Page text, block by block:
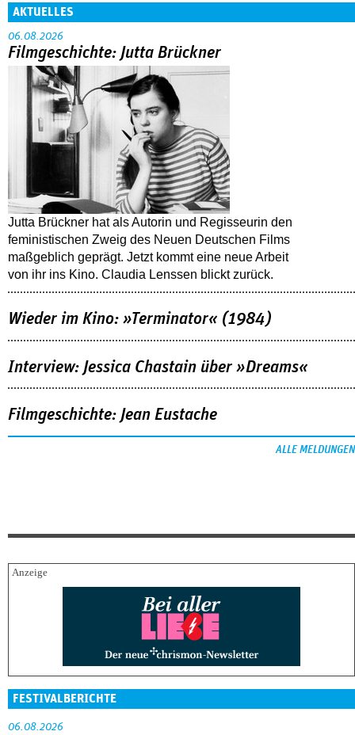
AKTUELLES
06.08.2026
Filmgeschichte: Jutta Brückner
Jutta Brückner hat als Autorin und Regisseurin den
feministischen Zweig des Neuen Deutschen Films
maßgeblich geprägt. Jetzt kommt eine neue Arbeit
von ihr ins Kino. Claudia Lenssen blickt zurück.
Wieder im Kino: »Terminator« (1984)
Interview: Jessica Chastain über »Dreams«
Filmgeschichte: Jean Eustache
ALLE MELDUNGEN
FESTIVALBERICHTE
06.08.2026